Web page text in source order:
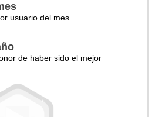
usuario del mes
de haber sido el mejor